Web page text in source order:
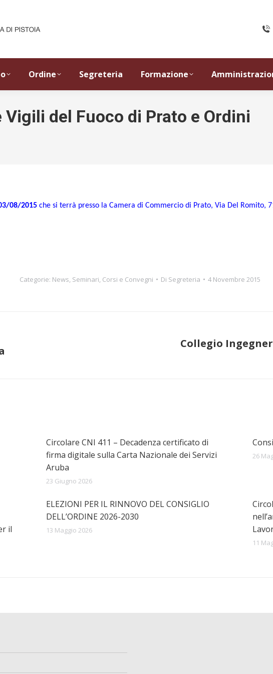
Ordine Segreteria Formazione
del Fuoco di Prato e Ordini
08/2015 che si terrà presso la Camera di Commercio di Prato, Via Del Romito,
Categorie: News, Seminari, Corsi e Convegni Di Segreteria 4 Novembre 2015
Prossimo
Collegio
Circolare CNI 411 – Decadenza certificato di
firma digitale sulla Carta Nazionale dei Servizi
Aruba
23 Giugno 2026
26
il
ELEZIONI PER IL RINNOVO DEL CONSIGLIO
DELL’ORDINE 2026-2030
13 Maggio 2026
11